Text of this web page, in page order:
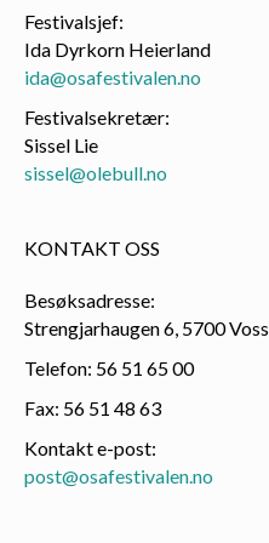
Festivalsjef:
Ida Dyrkorn Heierland
ida@osafestivalen.no
Festivalsekretær:
Sissel Lie
sissel@olebull.no
KONTAKT OSS
Besøksadresse:
Strengjarhaugen 6, 5700 Voss
Telefon: 56 51 65 00
Fax: 56 51 48 63
Kontakt e-post:
post@osafestivalen.no